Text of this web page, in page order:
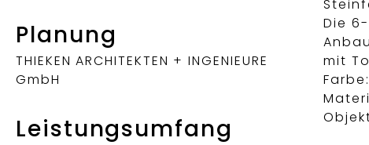
Planung
THIEKEN ARCHITEKTEN + INGENIEURE
GmbH
Leistungsumfang
Die
mit